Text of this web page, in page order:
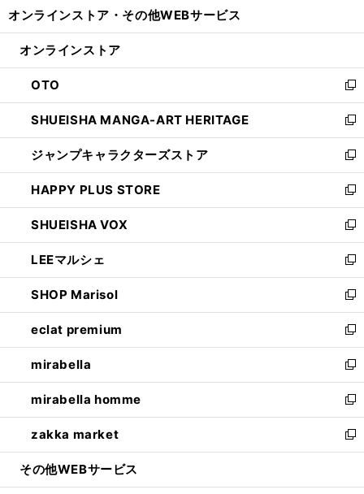
開
ン
ウ
で
開
く
ウ
ン
ド
ウ
で
開
く
オンラインストア・ その他WEBサービス
オンラインストア
OTO
新
し
い
ウ
ィ
ン
ド
ウ
で
開
く
SHUEISHA MANGA-ART HERITAGE
新
し
い
ウ
ィ
ン
ド
ウ
で
開
く
ジャンプキャラクターズストア
新
し
い
ウ
ィ
ン
ド
ウ
で
開
く
HAPPY PLUS STORE
新
し
い
ウ
ィ
ン
ド
ウ
で
開
く
SHUEISHA VOX
新
し
い
ウ
ィ
ン
ド
ウ
で
開
く
LEEマルシェ
新
し
い
ウ
ィ
ン
ド
ウ
で
開
く
SHOP Marisol
新
し
い
ウ
ィ
ン
ド
ウ
で
開
eclat premium
新
し
い
ウ
ィ
ン
ド
ウ
開
mirabella
新
し
い
ウ
ィ
ン
ウ
mirabella homme
新
し
い
ウ
ン
zakka market
新
し
ウ
その他WEBサービス